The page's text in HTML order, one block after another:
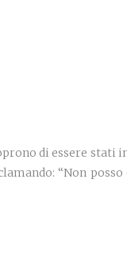
di essere stati
“Non